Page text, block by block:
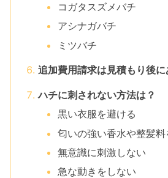
コガタスズメバチ
アシナガバチ
ミツバチ
追加費用請求は見積もり後に
ハチに刺されない方法は？
黒い衣服を避ける
匂いの強い香水や整髪料
無意識に刺激しない
急な動きをしない